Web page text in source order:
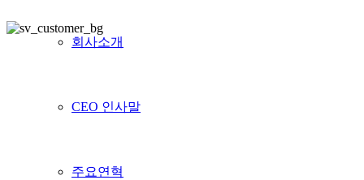
회사소개
CEO 인사말
주요연혁